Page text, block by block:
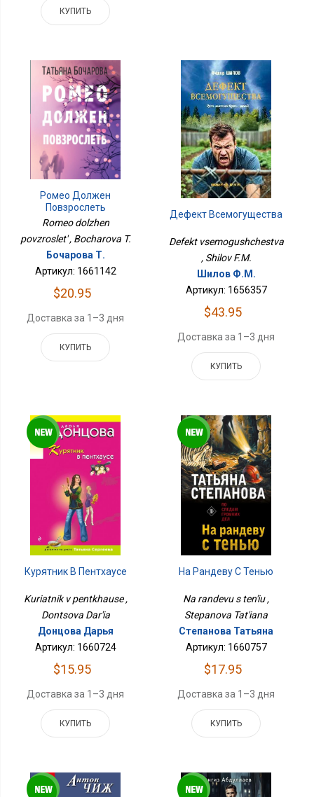
КУПИТЬ
Ромео Должен
Повзрослеть
Romeo dolzhen
povzroslet' , Bocharova T.
Бочарова Т.
Артикул: 1661142
$20.95
Доставка за 1–3 дня
КУПИТЬ
Дефект Всемогущества
Defekt vsemogushchestva
, Shilov F.M.
Шилов Ф.М.
Артикул: 1656357
$43.95
Доставка за 1–3 дня
КУПИТЬ
Курятник В Пентхаусе
Kuriatnik v pentkhause ,
Dontsova Dar'ia
Донцова Дарья
Артикул: 1660724
$15.95
Доставка за 1–3 дня
КУПИТЬ
На Рандеву С Тенью
Na randevu s ten'iu ,
Stepanova Tat'iana
Степанова Татьяна
Артикул: 1660757
$17.95
Доставка за 1–3 дня
КУПИТЬ